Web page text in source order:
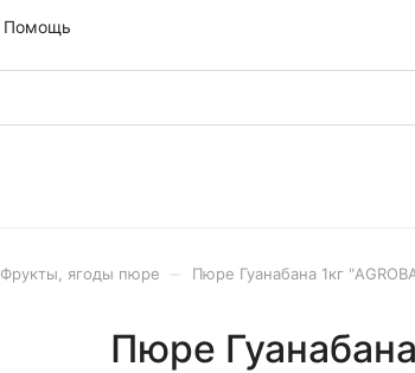
Помощь
Фрукты, ягоды пюре Пюре Гуанабана 1кг
Пюре